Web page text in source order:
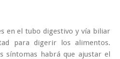
en el tubo digestivo y vía biliar
para digerir los alimentos.
síntomas habrá que ajustar el